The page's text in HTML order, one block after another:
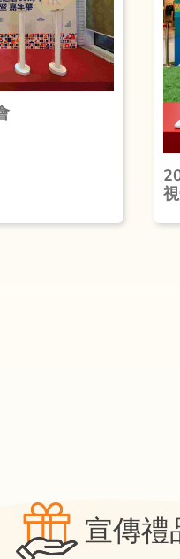
宣傳禮